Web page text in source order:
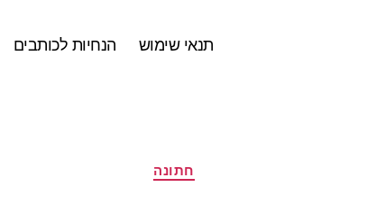
תנאי שימוש הנחיות לכותבים
קטגוריותחתונה